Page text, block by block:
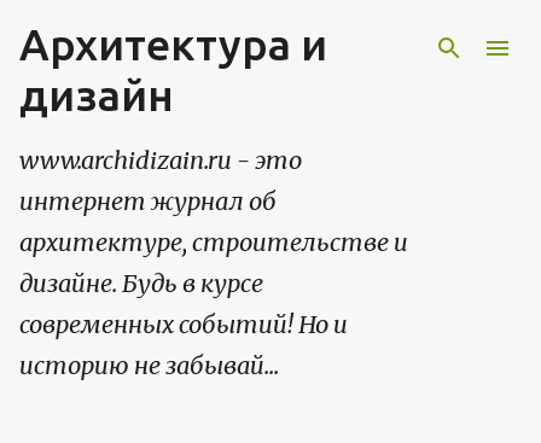
Архитектура и
дизайн
www.archidizain.ru - это
интернет журнал об
архитектуре, строительстве и
дизайне. Будь в курсе
современных событий! Но и
историю не забывай...